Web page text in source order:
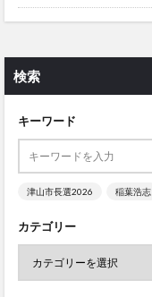
検索
キーワード
津山市長選2026 稲葉浩志
カテゴリー